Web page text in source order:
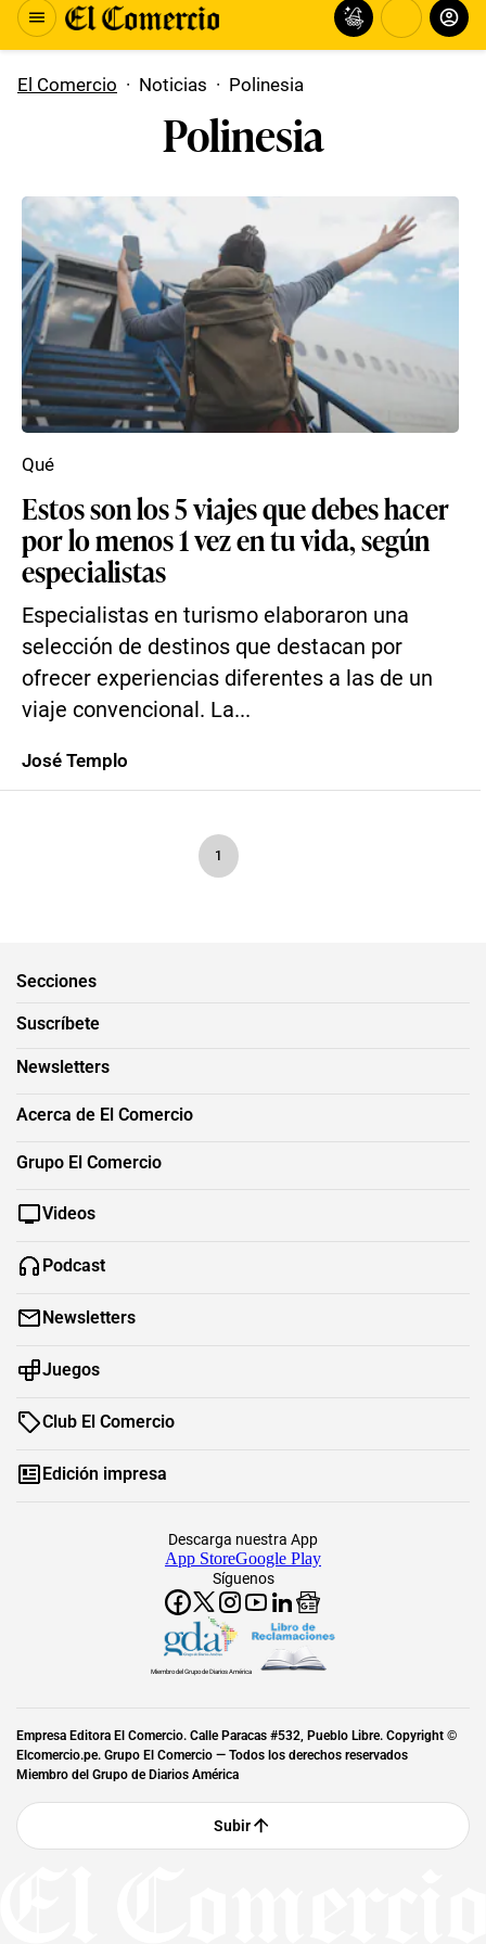
El Comercio · Noticias · Polinesia
Polinesia
Estos son los 5 viajes que debes hacer
por lo menos 1 vez en tu vida, según
especialistas
Especialistas en turismo elaboraron una
selección de destinos que destacan por
ofrecer experiencias diferentes a las de un
viaje convencional. La...
Qué
José Templo
1
Secciones
Suscríbete
Newsletters
Acerca de El Comercio
Grupo El Comercio
Videos
Podcast
Newsletters
Juegos
Club El Comercio
Edición impresa
Síguenos
Descarga nuestra App
App StoreGoogle Play
Miembro del Grupo de Diarios América
Empresa Editora El Comercio. Calle Paracas #532, Pueblo Libre. Copyright ©
Elcomercio.pe. Grupo El Comercio — Todos los derechos reservados
Miembro del Grupo de Diarios América
Subir